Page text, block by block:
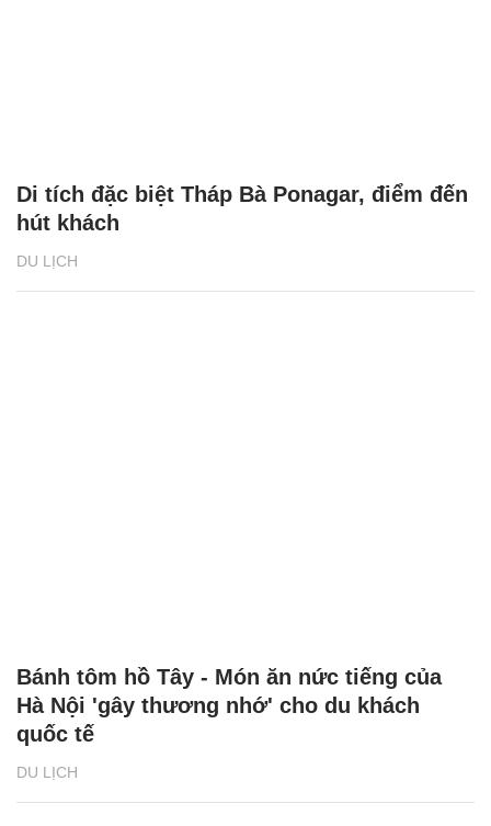
DU LỊCH
Di tích đặc biệt Tháp Bà Ponagar, điểm đến
hút khách
DU LỊCH
Bánh tôm hồ Tây - Món ăn nức tiếng của
Hà Nội 'gây thương nhớ' cho du khách
quốc tế